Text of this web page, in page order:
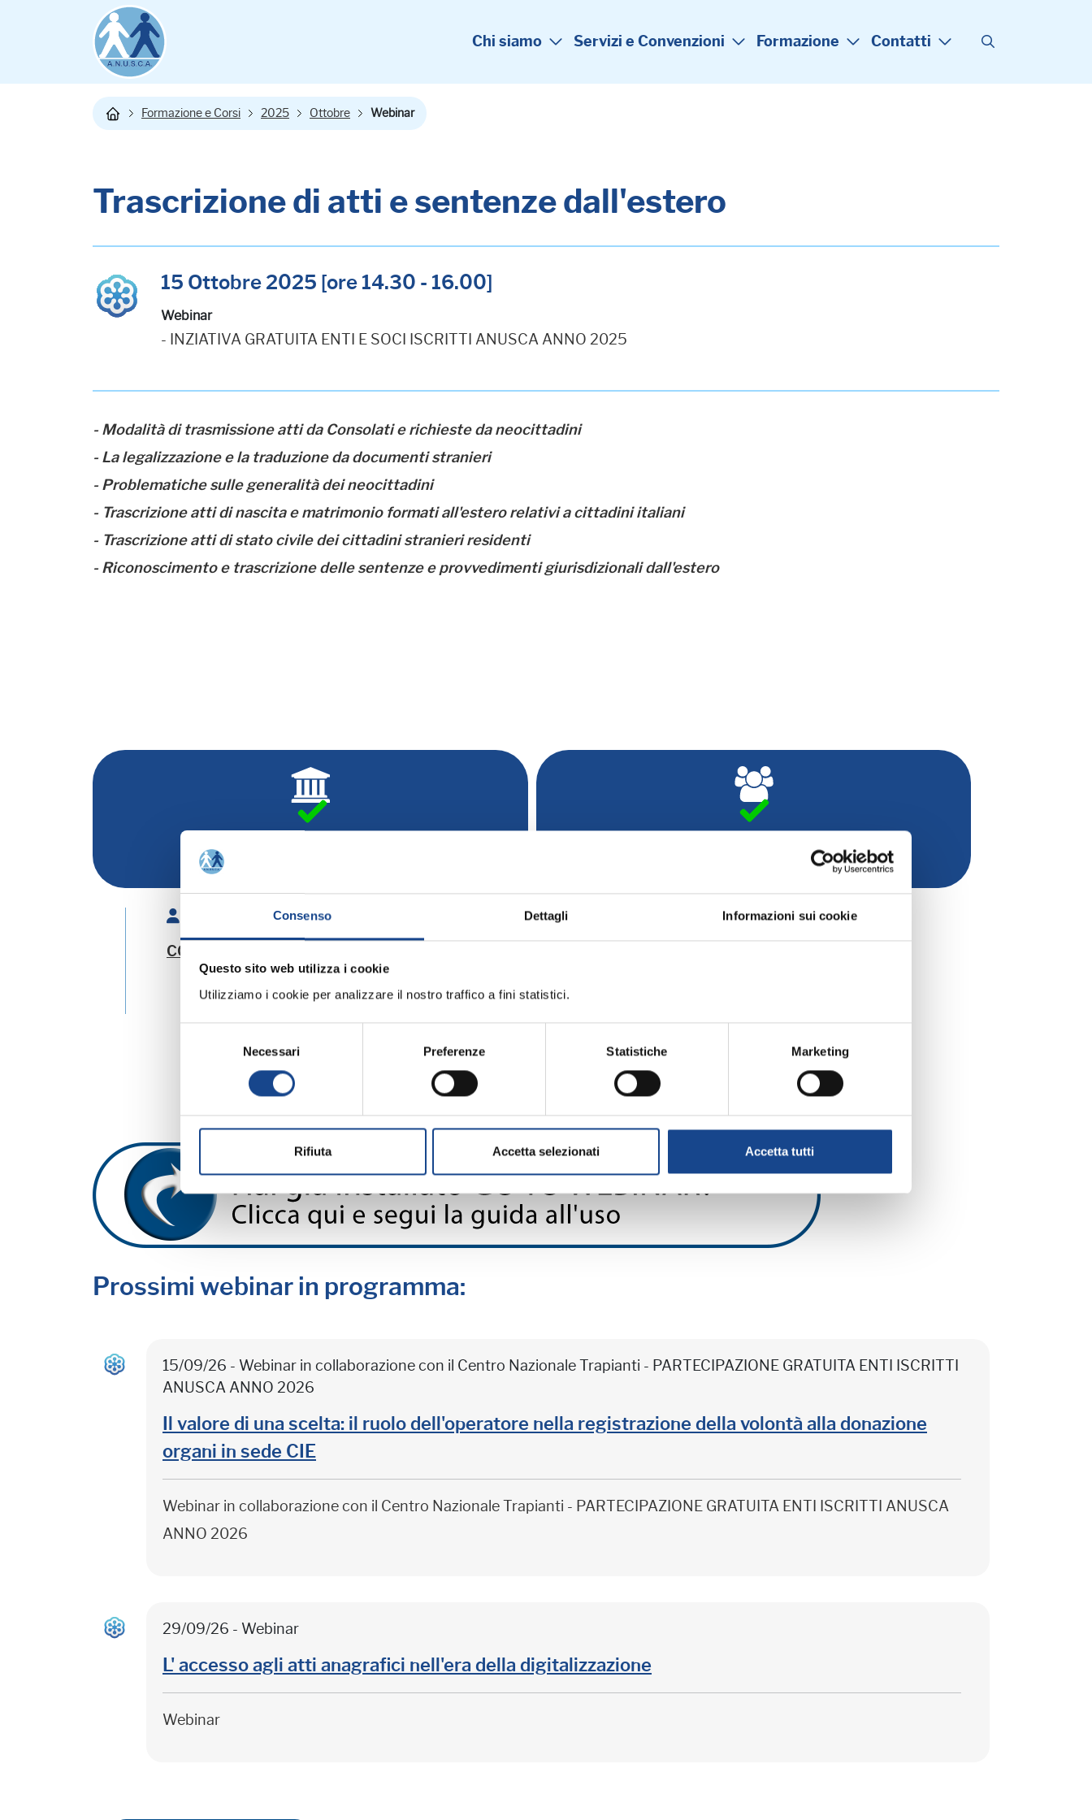
Consenso Dettagli Informazioni sui cookie
Questo sito web utilizza i cookie
Utilizziamo i cookie per analizzare il nostro traffico a fini statistici.
Necessari Preferenze Statistiche Marketing
Rifiuta Accetta selezionati Accetta tutti
Chi siamo Servizi e Convenzioni Formazione Contatti
Formazione e Corsi 2025 Ottobre Webinar
Trascrizione di atti e sentenze dall'estero
15 Ottobre 2025 [ore 14.30 - 16.00]
Webinar
- INZIATIVA GRATUITA ENTI E SOCI ISCRITTI ANUSCA ANNO 2025
- Modalità di trasmissione atti da Consolati e richieste da neocittadini
- La legalizzazione e la traduzione da documenti stranieri
- Problematiche sulle generalità dei neocittadini
- Trascrizione atti di nascita e matrimonio formati all'estero relativi a cittadini italiani
- Trascrizione atti di stato civile dei cittadini stranieri residenti
- Riconoscimento e trascrizione delle sentenze e provvedimenti giurisdizionali dall'estero
CORNETTO Silvia
MATERIALE DIDATTICO
Prossimi webinar in programma:
15/09/26 - Webinar in collaborazione con il Centro Nazionale Trapianti - PARTECIPAZIONE GRATUITA ENTI ISCRITTI
ANUSCA ANNO 2026
Il valore di una scelta: il ruolo dell'operatore nella registrazione della volontà alla donazione
organi in sede CIE
Webinar in collaborazione con il Centro Nazionale Trapianti - PARTECIPAZIONE GRATUITA ENTI ISCRITTI ANUSCA
ANNO 2026
29/09/26 - Webinar
L' accesso agli atti anagrafici nell'era della digitalizzazione
Webinar